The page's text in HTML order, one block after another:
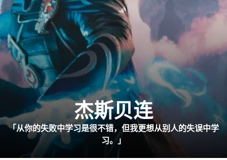
杰斯贝连
「从你的失败中学习是很不错，但我更想从别人的失误中学
习。」